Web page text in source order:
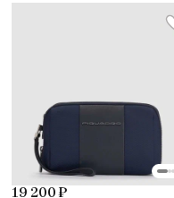
19 200 ₽